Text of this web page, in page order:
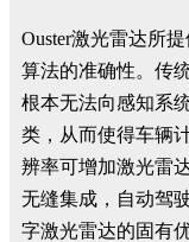
Ouster激光雷达所
算法的准确性。传
根本无法向感知系
类，从而使得车辆
辨率可增加激光雷
无缝集成，自动驾
字激光雷达的固有